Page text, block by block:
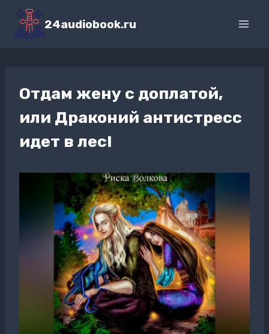
Перейти
содержимому
24audiobook.ru
Отдам жену с доплатой,
или Драконий антистресс
идет в лес!